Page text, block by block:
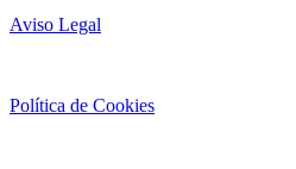
Aviso Legal
Política de Cookies